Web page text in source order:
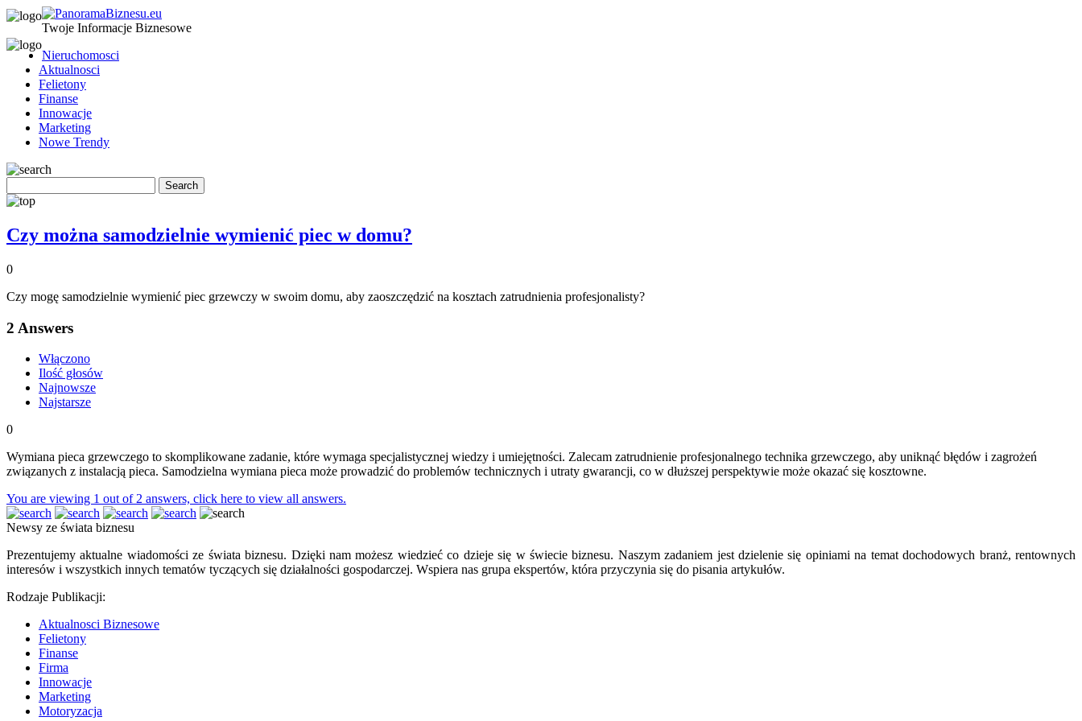
Twoje Informacje Biznesowe
Nieruchomosci
Aktualnosci
Felietony
Finanse
Innowacje
Marketing
Nowe Trendy
Czy można samodzielnie wymienić piec w domu?
0
Czy mogę samodzielnie wymienić piec grzewczy w swoim domu, aby zaoszczędzić na kosztach zatrudnienia profesjonalisty?
2 Answers
Włączono
Ilość głosów
Najnowsze
Najstarsze
0
Wymiana pieca grzewczego to skomplikowane zadanie, które wymaga specjalistycznej wiedzy i umiejętności. Zalecam zatrudnienie profesjonalnego technika grzewczego, aby uniknąć błędów i zagrożeń
związanych z instalacją pieca. Samodzielna wymiana pieca może prowadzić do problemów technicznych i utraty gwarancji, co w dłuższej perspektywie może okazać się kosztowne.
You are viewing 1 out of 2 answers, click here to view all answers.
Newsy ze świata biznesu
Prezentujemy aktualne wiadomości ze świata biznesu. Dzięki nam możesz wiedzieć co dzieje się w świecie biznesu. Naszym zadaniem jest dzielenie się opiniami na temat dochodowych branż, rentownych
interesów i wszystkich innych tematów tyczących się działalności gospodarczej. Wspiera nas grupa ekspertów, która przyczynia się do pisania artykułów.
Rodzaje Publikacji:
Aktualnosci Biznesowe
Felietony
Finanse
Firma
Innowacje
Marketing
Motoryzacja